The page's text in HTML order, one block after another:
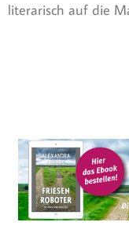
literarisch auf die